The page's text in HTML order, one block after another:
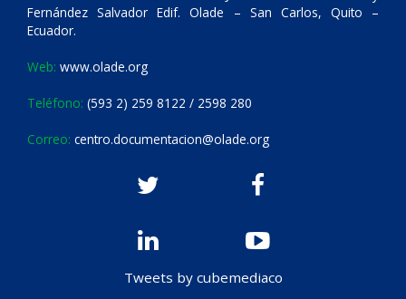
Fernández Salvador Edif. Olade – San Carlos, Quito –
Ecuador.
Web: www.olade.org
Teléfono: (593 2) 259 8122 / 2598 280
Correo: centro.documentacion@olade.org
Tweets by cubemediaco